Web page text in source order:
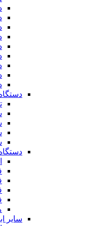
سایر